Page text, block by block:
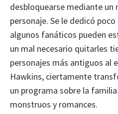
desbloquearse mediante un
personaje. Se le dedicó
algunos fanáticos pueden
un mal necesario quitarles
personajes más antiguos al
Hawkins, ciertamente
un programa sobre la
monstruos y romances.